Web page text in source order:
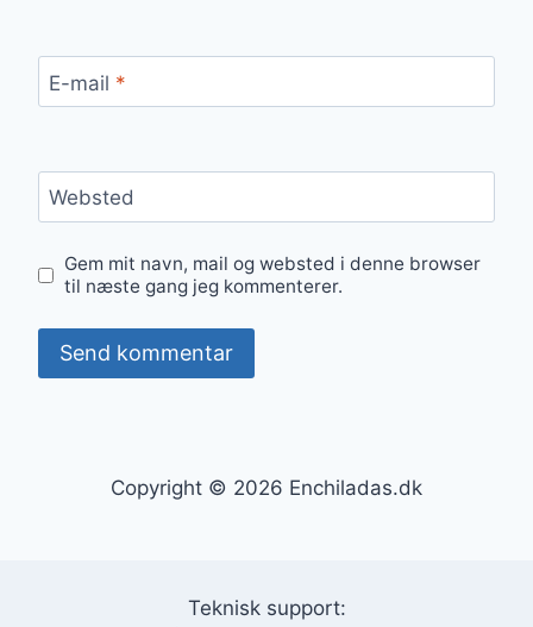
E-mail *
Websted
Gem mit navn, mail og websted i denne browser
til næste gang jeg kommenterer.
Copyright © 2026 Enchiladas.dk
Teknisk support: